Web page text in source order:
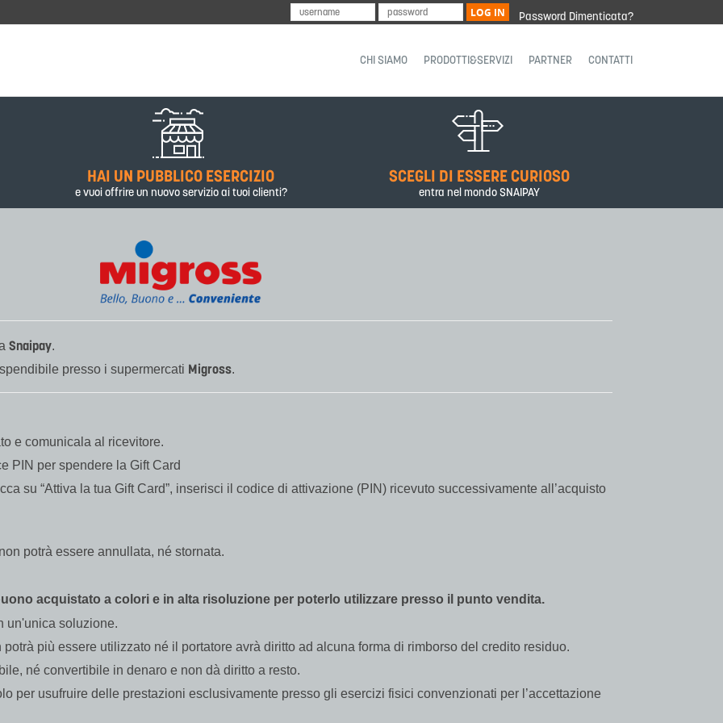
LOG IN Password Dimenticata?
CHI SIAMO PRODOTTI&SERVIZI PARTNER CONTATTI
HAI UN PUBBLICO ESERCIZIO
e vuoi offrire un nuovo servizio ai tuoi clienti?
SCEGLI DI ESSERE CURIOSO
entra nel mondo SNAIPAY
Snaipay.
presso i supermercati Migross.
e comunicala al ricevitore.
PIN per spendere la Gift Card
su “Attiva la tua Gift Card”, inserisci il codice di attivazione (PIN) ricevuto successivamente all’acquisto
potrà essere annullata, né stornata.
acquistato a colori e in alta risoluzione per poterlo utilizzare presso il punto vendita.
un'unica soluzione.
più essere utilizzato né il portatore avrà diritto ad alcuna forma di rimborso del credito residuo.
né convertibile in denaro e non dà diritto a resto.
per usufruire delle prestazioni esclusivamente presso gli esercizi fisici convenzionati per l’accettazione